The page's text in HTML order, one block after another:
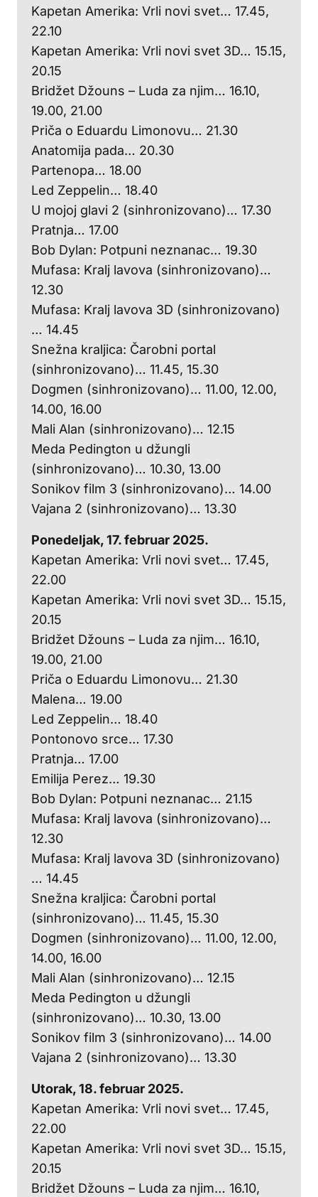
Kapetan Amerika: Vrli novi svet… 17.45,
22.10
Kapetan Amerika: Vrli novi svet 3D… 15.15,
20.15
Bridžet Džouns – Luda za njim… 16.10,
19.00, 21.00
Priča o Eduardu Limonovu… 21.30
Anatomija pada… 20.30
Partenopa… 18.00
Led Zeppelin… 18.40
U mojoj glavi 2 (sinhronizovano)… 17.30
Pratnja… 17.00
Bob Dylan: Potpuni neznanac… 19.30
Mufasa: Kralj lavova (sinhronizovano)…
12.30
Mufasa: Kralj lavova 3D (sinhronizovano)
… 14.45
Snežna kraljica: Čarobni portal
(sinhronizovano)… 11.45, 15.30
Dogmen (sinhronizovano)… 11.00, 12.00,
14.00, 16.00
Mali Alan (sinhronizovano)… 12.15
Meda Pedington u džungli
(sinhronizovano)… 10.30, 13.00
Sonikov film 3 (sinhronizovano)… 14.00
Vajana 2 (sinhronizovano)… 13.30
Ponedeljak, 17. februar 2025.
Kapetan Amerika: Vrli novi svet… 17.45,
22.00
Kapetan Amerika: Vrli novi svet 3D… 15.15,
20.15
Bridžet Džouns – Luda za njim… 16.10,
19.00, 21.00
Priča o Eduardu Limonovu… 21.30
Malena… 19.00
Led Zeppelin… 18.40
Pontonovo srce… 17.30
Pratnja… 17.00
Emilija Perez… 19.30
Bob Dylan: Potpuni neznanac… 21.15
Mufasa: Kralj lavova (sinhronizovano)…
12.30
Mufasa: Kralj lavova 3D (sinhronizovano)
… 14.45
Snežna kraljica: Čarobni portal
(sinhronizovano)… 11.45, 15.30
Dogmen (sinhronizovano)… 11.00, 12.00,
14.00, 16.00
Mali Alan (sinhronizovano)… 12.15
Meda Pedington u džungli
(sinhronizovano)… 10.30, 13.00
Sonikov film 3 (sinhronizovano)… 14.00
Vajana 2 (sinhronizovano)… 13.30
Utorak, 18. februar 2025.
Kapetan Amerika: Vrli novi svet… 17.45,
22.00
Kapetan Amerika: Vrli novi svet 3D… 15.15,
20.15
Bridžet Džouns – Luda za njim… 16.10,